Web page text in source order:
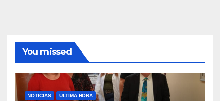
You missed
NOTICIAS ULTIMA HORA